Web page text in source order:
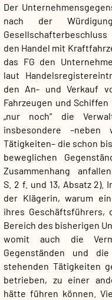
Der
nach der
den Handel mit
das FG den
laut
den An- und Verkauf
Fahrzeugen und
„nur noch“ die
insbesondere –neben
Tätigkeiten– die schon
beweglichen
Zusammenhang
S. 2 f. und 13, Absatz 2).
der Klägerin, warum
ihres Geschäftsführers,
Bereich des bisherigen
womit auch die
Gegenständen und
stehenden Tätigkeiten
betrieben, zu einer
hätte führen können.